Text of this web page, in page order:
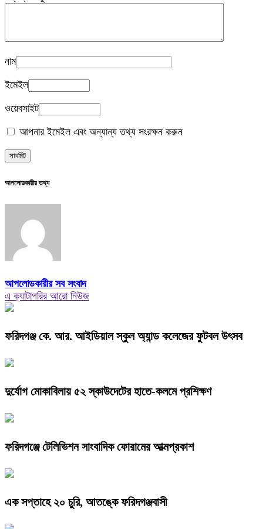
নাম
ইমেইল
ওয়েবসাইট
আপনার ইমেইল এবং অন্যান্য তথ্য সংরক্ষন করুন
আপলোডকারীর তথ্য
আপলোডকারীর সব সংবাদ
এ ক্যাটাগরির আরো নিউজ
ফরিদগঞ্জ কে. আর. আইডিয়াল স্কুল অ্যান্ড কলেজের ফুটবল উৎসব
দুর্যোগ মোকাবিলায় ৫২ স্কাউদেটের হাতে-কলমে প্রশিক্ষণ
ফরিদগঞ্জে টেলিভিশন সাংবাদিক ফোরামের আত্মপ্রকাশ
এক সপ্তাহে ২০ চুরি, আতঙ্কে ফরিদগঞ্জবাসী